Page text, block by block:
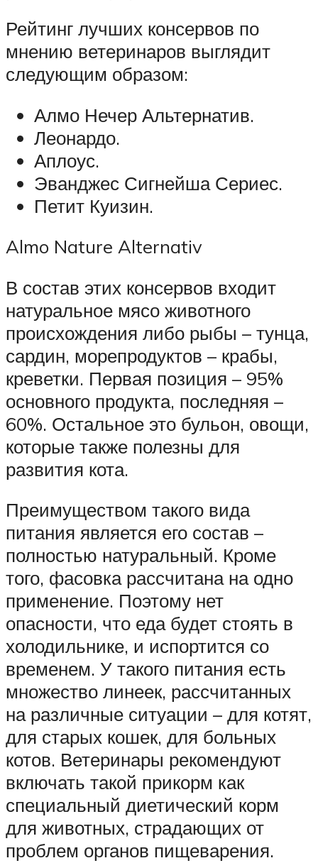
Рейтинг лучших консервов по
мнению ветеринаров выглядит
следующим образом:
Алмо Нечер Альтернатив.
Леонардо.
Аплоус.
Эванджес Сигнейша Сериес.
Петит Куизин.
Almo Nature Alternativ
В состав этих консервов входит
натуральное мясо животного
происхождения либо рыбы – тунца,
сардин, морепродуктов – крабы,
креветки. Первая позиция – 95%
основного продукта, последняя –
60%. Остальное это бульон, овощи,
которые также полезны для
развития кота.
Преимуществом такого вида
питания является его состав –
полностью натуральный. Кроме
того, фасовка рассчитана на одно
применение. Поэтому нет
опасности, что еда будет стоять в
холодильнике, и испортится со
временем. У такого питания есть
множество линеек, рассчитанных
на различные ситуации – для котят,
для старых кошек, для больных
котов. Ветеринары рекомендуют
включать такой прикорм как
специальный диетический корм
для животных, страдающих от
проблем органов пищеварения.